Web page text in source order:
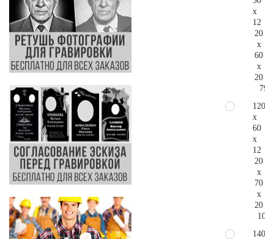
x
12
20
x
60
x
20
120
x
60
x
12
20
x
70
x
20
140